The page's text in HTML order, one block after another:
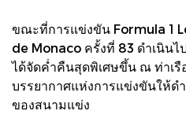
ขณะที่การแข่งขัน Formula 1
de Monaco ครั้งที่ 83 ดำเนินไ
ได้จัดค่ำคืนสุดพิเศษขึ้น ณ ท่าเรื
บรรยากาศแห่งการแข่งขันให้ด
ของสนามแข่ง